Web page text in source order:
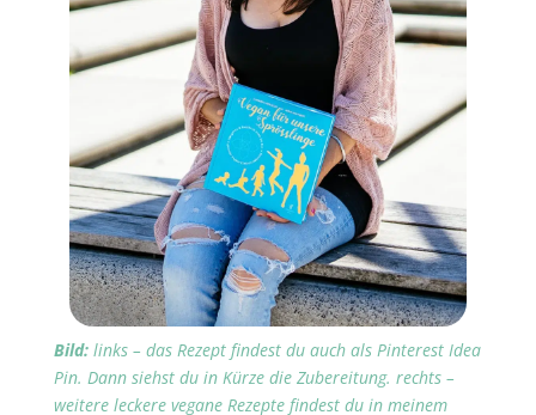
Bild:links – das Rezept findest du auch als Pinterest Idea
Pin. Dann siehst du in Kürze die Zubereitung. rechts –
weitere leckere vegane Rezepte findest du in meinem